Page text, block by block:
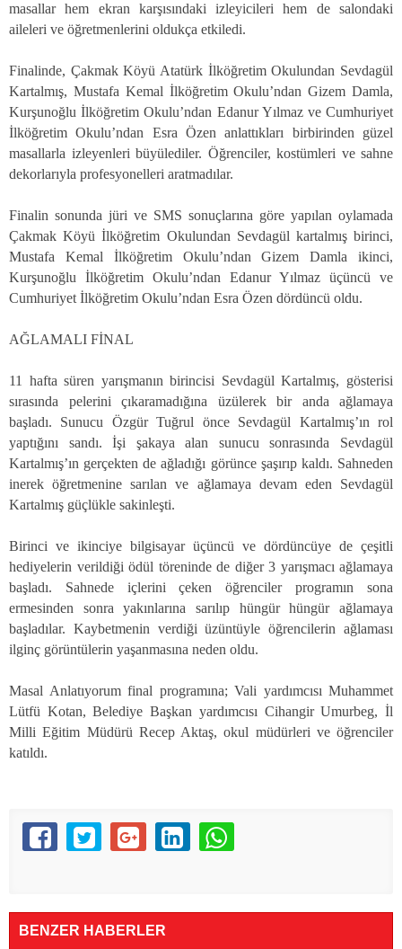
masallar hem ekran karşısındaki izleyicileri hem de salondaki
aileleri ve öğretmenlerini oldukça etkiledi.
Finalinde, Çakmak Köyü Atatürk İlköğretim Okulundan Sevdagül
Kartalmış, Mustafa Kemal İlköğretim Okulu’ndan Gizem Damla,
Kurşunoğlu İlköğretim Okulu’ndan Edanur Yılmaz ve Cumhuriyet
İlköğretim Okulu’ndan Esra Özen anlattıkları birbirinden güzel
masallarla izleyenleri büyülediler. Öğrenciler, kostümleri ve sahne
dekorlarıyla profesyonelleri aratmadılar.
Finalin sonunda jüri ve SMS sonuçlarına göre yapılan oylamada
Çakmak Köyü İlköğretim Okulundan Sevdagül kartalmış birinci,
Mustafa Kemal İlköğretim Okulu’ndan Gizem Damla ikinci,
Kurşunoğlu İlköğretim Okulu’ndan Edanur Yılmaz üçüncü ve
Cumhuriyet İlköğretim Okulu’ndan Esra Özen dördüncü oldu.
AĞLAMALI FİNAL
11 hafta süren yarışmanın birincisi Sevdagül Kartalmış, gösterisi
sırasında pelerini çıkaramadığına üzülerek bir anda ağlamaya
başladı. Sunucu Özgür Tuğrul önce Sevdagül Kartalmış’ın rol
yaptığını sandı. İşi şakaya alan sunucu sonrasında Sevdagül
Kartalmış’ın gerçekten de ağladığı görünce şaşırıp kaldı. Sahneden
inerek öğretmenine sarılan ve ağlamaya devam eden Sevdagül
Kartalmış güçlükle sakinleşti.
Birinci ve ikinciye bilgisayar üçüncü ve dördüncüye de çeşitli
hediyelerin verildiği ödül töreninde de diğer 3 yarışmacı ağlamaya
başladı. Sahnede içlerini çeken öğrenciler programın sona
ermesinden sonra yakınlarına sarılıp hüngür hüngür ağlamaya
başladılar. Kaybetmenin verdiği üzüntüyle öğrencilerin ağlaması
ilginç görüntülerin yaşanmasına neden oldu.
Masal Anlatıyorum final programına; Vali yardımcısı Muhammet
Lütfü Kotan, Belediye Başkan yardımcısı Cihangir Umurbeg, İl
Milli Eğitim Müdürü Recep Aktaş, okul müdürleri ve öğrenciler
katıldı.
BENZER HABERLER